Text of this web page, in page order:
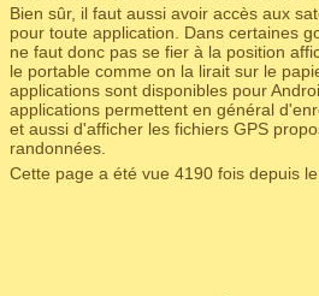
Bien sûr, il faut aussi avoir accès aux
pour toute application. Dans certaines
ne faut donc pas se fier à la position
le portable comme on la lirait sur le
applications sont disponibles pour
applications permettent en général
et aussi d'afficher les fichiers GPS
randonnées.
Cette page a été vue 4190 fois depuis